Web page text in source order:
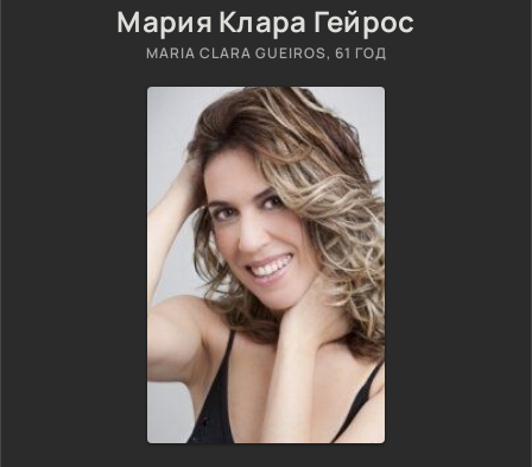
Мария Клара Гейрос
MARIA CLARA GUEIROS, 61 ГОД